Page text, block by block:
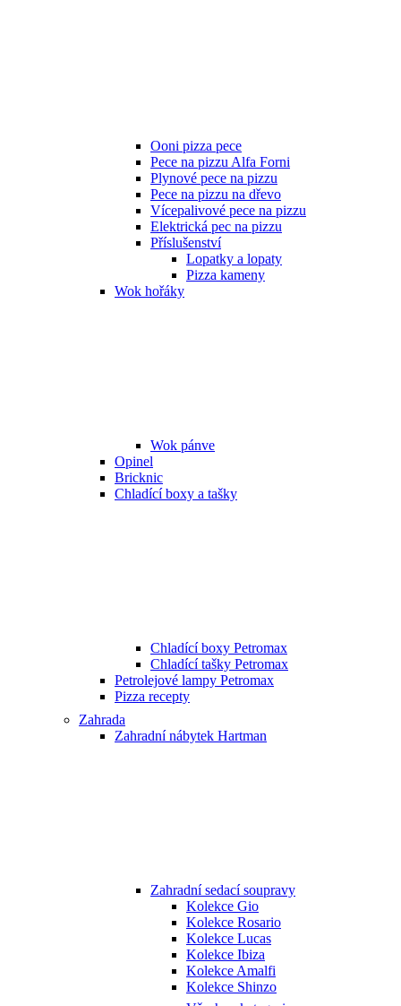
Ooni pizza pece
Pece na pizzu Alfa Forni
Plynové pece na pizzu
Pece na pizzu na dřevo
Vícepalivové pece na pizzu
Elektrická pec na pizzu
Příslušenství
Lopatky a lopaty
Pizza kameny
Wok hořáky
Wok pánve
Opinel
Bricknic
Chladící boxy a tašky
Chladící boxy Petromax
Chladící tašky Petromax
Petrolejové lampy Petromax
Pizza recepty
Zahrada
Zahradní nábytek Hartman
Zahradní sedací soupravy
Kolekce Gio
Kolekce Rosario
Kolekce Lucas
Kolekce Ibiza
Kolekce Amalfi
Kolekce Shinzo